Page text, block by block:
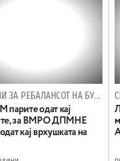
РЕАКЦИИ ЗА РЕБАЛАНСОТ НА БУЏЕТОТ
парите одат кај
за ВМРО ДПМНЕ
кај врхушката на